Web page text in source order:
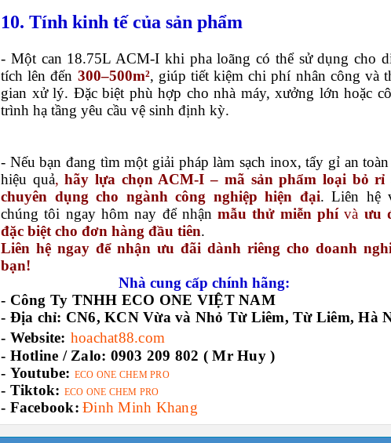
10. Tính kinh tế của sản phẩm
- Một can 18.75L ACM-I khi pha loãng có thể sử dụng cho
tích lên đến 300–500m², giúp tiết kiệm chi phí nhân công và
gian xử lý. Đặc biệt phù hợp cho nhà máy, xưởng lớn hoặc
trình hạ tầng yêu cầu vệ sinh định kỳ.
- Nếu bạn đang tìm một giải pháp làm sạch inox, tẩy gỉ an
hiệu quả,hãy lựa chọn ACM-I – mã sản phẩm loại bỏ rỉ
chuyên dụng cho ngành công nghiệp hiện đại. Liên hệ
chúng tôi ngay hôm nay để nhậnmẫu thử miễn phívà ưu
đặc biệt cho đơn hàng đầu tiên.
Liên hệ ngay để nhận ưu đãi dành riêng cho doanh
bạn!
Nhà cung cấp chính hãng:
- Công Ty TNHH ECO ONE VIỆT NAM
- Địa chỉ: CN6, KCN Vừa và Nhỏ Từ Liêm, Từ Liêm, Hà
- Website: hoachat88.com
- Hotline / Zalo: 0903 209 802 ( Mr Huy )
- Youtube: ECO ONE CHEM PRO
- Tiktok: ECO ONE CHEM PRO
- Facebook: Đinh Minh Khang